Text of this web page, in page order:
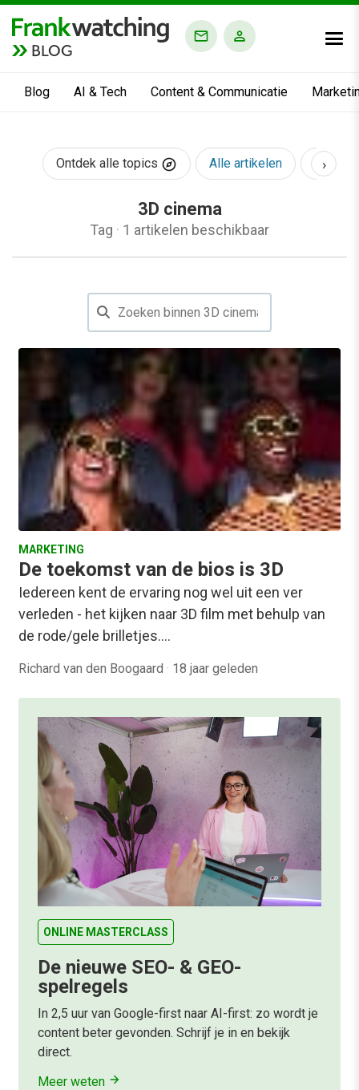
BLOG
Blog AI & Tech Content & Communicatie
Ontdek alle topics Alle artikelen AI &
›
3D cinema
Tag · 1 artikelen beschikbaar
MARKETING
De toekomst van de bios is 3D
Iedereen kent de ervaring nog wel uit een ver
verleden - het kijken naar 3D film met behulp van
de rode/gele brilletjes.…
Richard van den Boogaard · 18 jaar geleden
ONLINE MASTERCLASS
De nieuwe SEO- & GEO-
spelregels
In 2,5 uur van Google-first naar AI-first: zo wordt je
content beter gevonden. Schrijf je in en bekijk
direct.
Meer weten